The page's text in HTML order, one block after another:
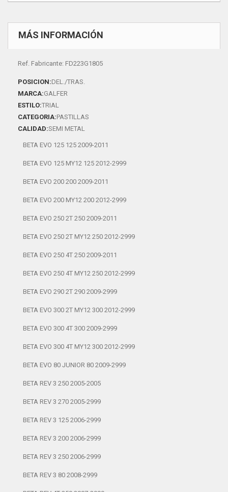
MÁS INFORMACIÓN
Ref. Fabricante: FD223G1805
POSICION:DEL./TRAS.
MARCA:GALFER
ESTILO:TRIAL
CATEGORIA:PASTILLAS
CALIDAD:SEMI METAL
BETA EVO 125 125 2009-2011
BETA EVO 125 MY12 125 2012-2999
BETA EVO 200 200 2009-2011
BETA EVO 200 MY12 200 2012-2999
BETA EVO 250 2T 250 2009-2011
BETA EVO 250 2T MY12 250 2012-2999
BETA EVO 250 4T 250 2009-2011
BETA EVO 250 4T MY12 250 2012-2999
BETA EVO 290 2T 290 2009-2999
BETA EVO 300 2T MY12 300 2012-2999
BETA EVO 300 4T 300 2009-2999
BETA EVO 300 4T MY12 300 2012-2999
BETA EVO 80 JUNIOR 80 2009-2999
BETA REV 3 250 2005-2005
BETA REV 3 270 2005-2999
BETA REV 3 125 2006-2999
BETA REV 3 200 2006-2999
BETA REV 3 250 2006-2999
BETA REV 3 80 2008-2999